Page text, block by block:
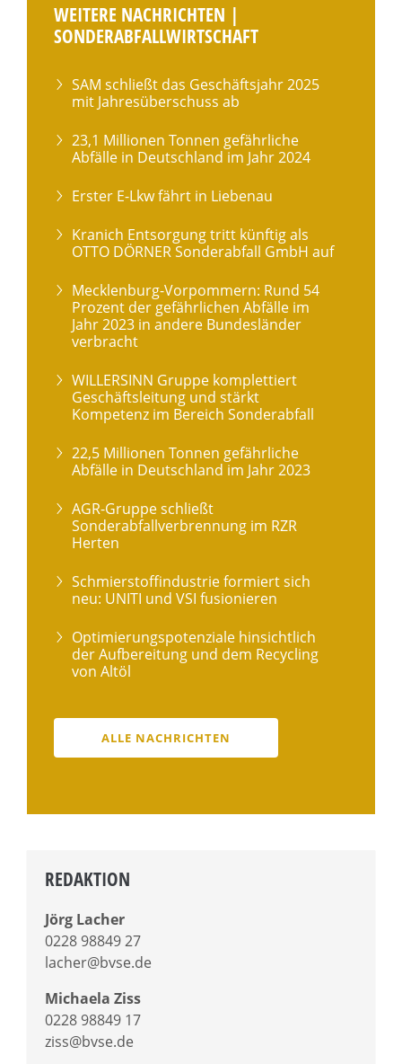
WEITERE NACHRICHTEN |
SONDERABFALLWIRTSCHAFT
SAM schließt das Geschäftsjahr 2025
mit Jahresüberschuss ab
23,1 Millionen Tonnen gefährliche
Abfälle in Deutschland im Jahr 2024
Erster E-Lkw fährt in Liebenau
Kranich Entsorgung tritt künftig als
OTTO DÖRNER Sonderabfall GmbH auf
Mecklenburg-Vorpommern: Rund 54
Prozent der gefährlichen Abfälle im
Jahr 2023 in andere Bundesländer
verbracht
WILLERSINN Gruppe komplettiert
Geschäftsleitung und stärkt
Kompetenz im Bereich Sonderabfall
22,5 Millionen Tonnen gefährliche
Abfälle in Deutschland im Jahr 2023
AGR-Gruppe schließt
Sonderabfallverbrennung im RZR
Herten
Schmierstoffindustrie formiert sich
neu: UNITI und VSI fusionieren
Optimierungspotenziale hinsichtlich
der Aufbereitung und dem Recycling
von Altöl
ALLE NACHRICHTEN
REDAKTION
Jörg Lacher
0228 98849 27
lacher@bvse.de
Michaela Ziss
0228 98849 17
ziss@bvse.de